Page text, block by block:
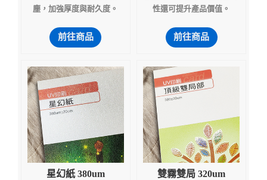
塵，加強厚度與耐久度。
前往商品
性還可提升產品價值。
前往商品
星幻紙 380um 雙霧雙局 320um